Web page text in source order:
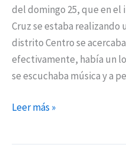
del domingo 25, que en
Cruz se estaba
distrito Centro se
efectivamente, había un
se escuchaba música y a
Leer más »